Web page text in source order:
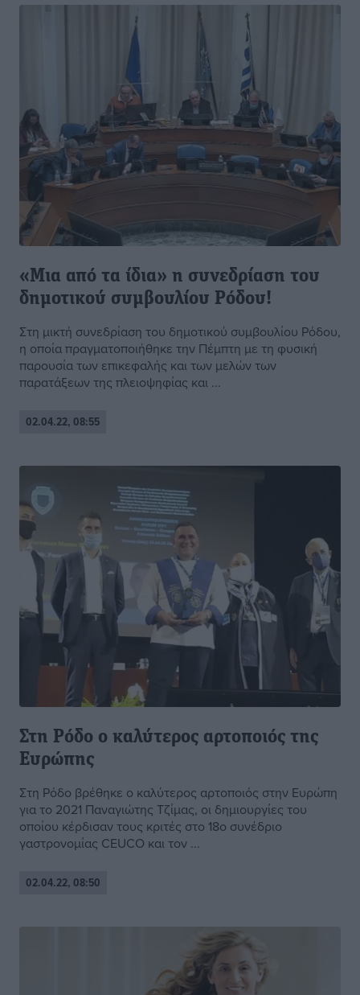
«Μια από τα ίδια» η συνεδρίαση του
δημοτικού συμβουλίου Ρόδου!
Στη μικτή συνεδρίαση του δημοτικού συμβουλίου Ρόδου,
η οποία πραγματοποιήθηκε την Πέμπτη με τη φυσική
παρουσία των επικεφαλής και των μελών των
παρατάξεων της πλειοψηφίας και ...
02.04.22, 08:55
Στη Ρόδο ο καλύτερος αρτοποιός της
Ευρώπης
Στη Ρόδο βρέθηκε ο καλύτερος αρτοποιός στην Ευρώπη
για το 2021 Παναγιώτης Τζίμας, οι δημιουργίες του
οποίου κέρδισαν τους κριτές στο 18ο συνέδριο
γαστρονομίας CEUCO και τον ...
02.04.22, 08:50